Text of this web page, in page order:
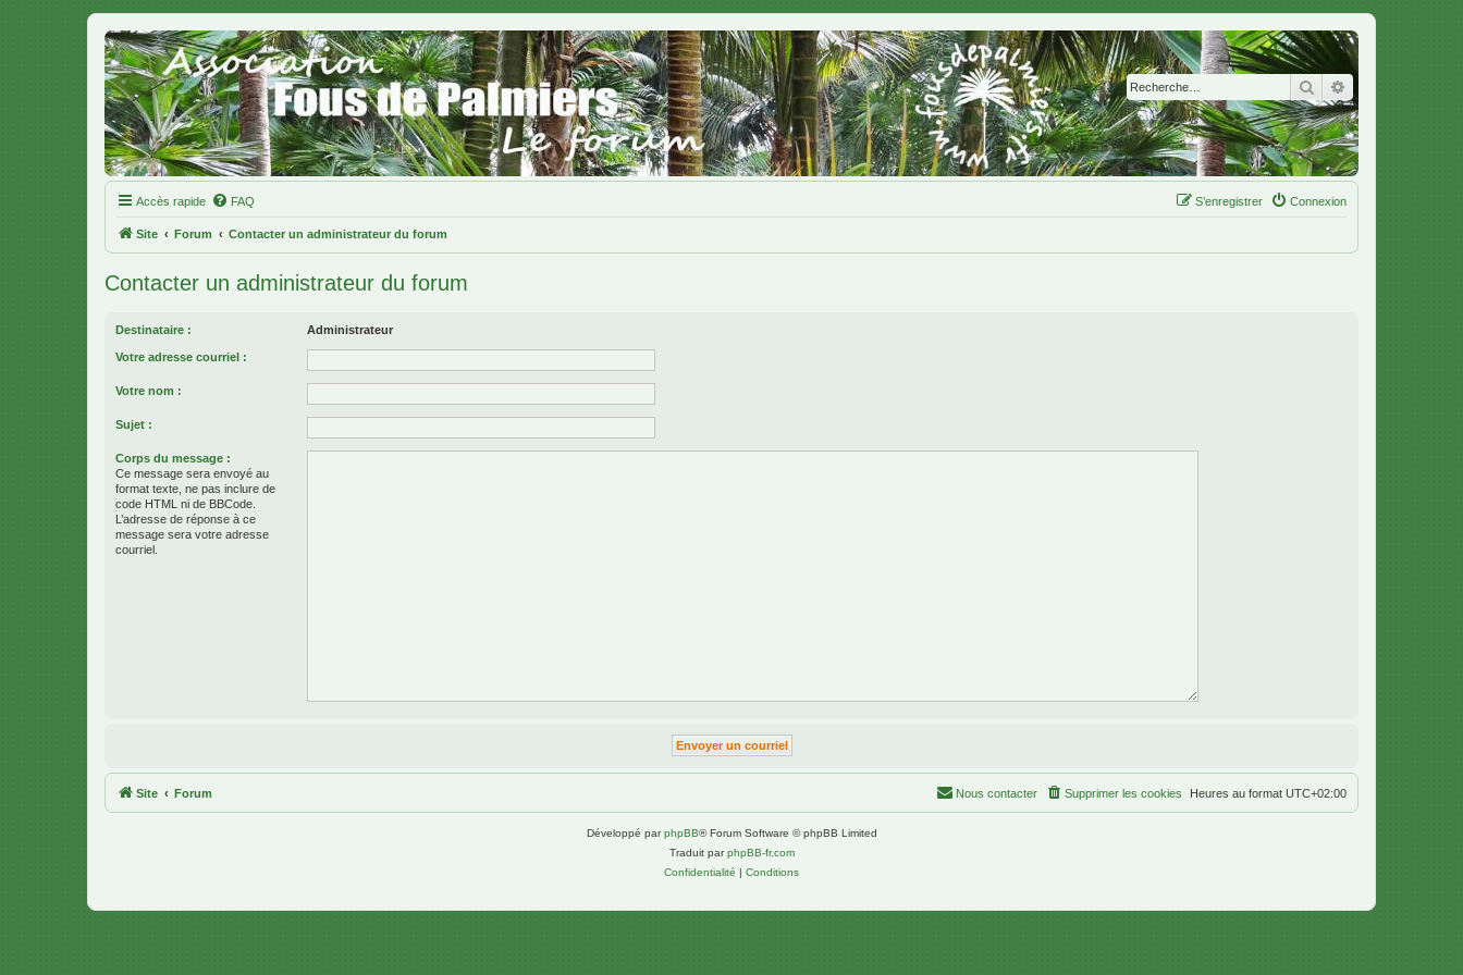
Rechercher
Accès rapide FAQ Connexion
S’enregistrer
Site Forum Contacter un administrateur du forum
Contacter un administrateur du forum
Destinataire : Administrateur
Votre adresse courriel :
Votre nom :
Sujet :
Corps du message :
Ce message sera envoyé au
format texte, ne pas inclure de
code HTML ni de BBCode.
L’adresse de réponse à ce
message sera votre adresse
courriel.
Site Forum Heures au format UTC+02:00
Supprimer les cookies
Nous contacter
Développé parphpBB® Forum Software © phpBB Limited
Traduit parphpBB-fr.com
Confidentialité | Conditions